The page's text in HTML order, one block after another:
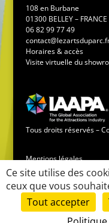
108 en Burbane
01300 BELLEY – FRANCE
06 82 99 77 49
Horaires & accès
Visite virtuelle du
Tous droits réservés –
Mentions légales
Conditions générales de
Mise en place du site :
Ce site utilise des
ceux que vous
Tout accepter